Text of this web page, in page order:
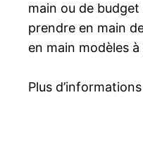
main ou de
prendre en main
en main modèles
Plus